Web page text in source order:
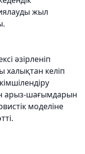
жыл
әзірленіп
келіп
арыз-шағымдарын
моделіне